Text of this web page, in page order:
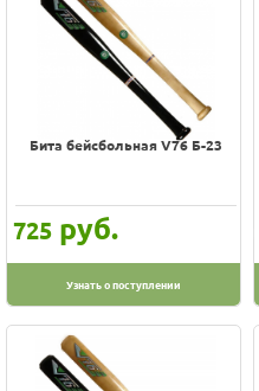
Бита бейсбольная V76 Б-23
725 руб.
Узнать о поступлении